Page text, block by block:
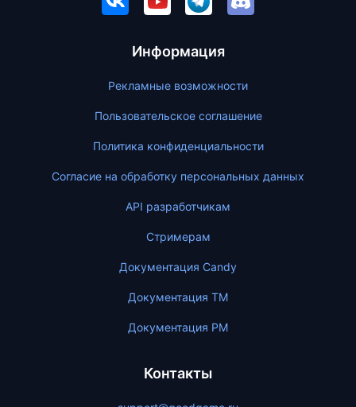
Информация
Рекламные возможности
Пользовательское соглашение
Политика конфиденциальности
Согласие на обработку персональных данных
API разработчикам
Стримерам
Документация Candy
Документация ТМ
Документация PM
Контакты